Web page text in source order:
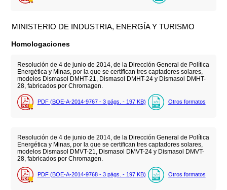
MINISTERIO DE INDUSTRIA, ENERGÍA Y TURISMO
Homologaciones
Resolución de 4 de junio de 2014, de la Dirección General de Política
Energética y Minas, por la que se certifican tres captadores solares,
modelos Dismasol DMHT-21, Dismasol DMHT-24 y Dismasol DMHT-
28, fabricados por Chromagen.
PDF (BOE-A-2014-9767 - 3 págs. - 197 KB) Otros formatos
Resolución de 4 de junio de 2014, de la Dirección General de Política
Energética y Minas, por la que se certifican tres captadores solares,
modelos Dismasol DMVT-21, Dismasol DMVT-24 y Dismasol DMVT-
28, fabricados por Chromagen.
PDF (BOE-A-2014-9768 - 3 págs. - 197 KB) Otros formatos